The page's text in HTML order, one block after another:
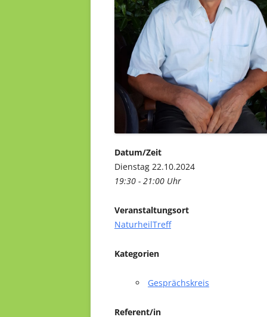
Datum/Zeit
Dienstag 22.10.2024
19:30 - 21:00 Uhr
Veranstaltungsort
NaturheilTreff
Kategorien
Gesprächskreis
Referent/in